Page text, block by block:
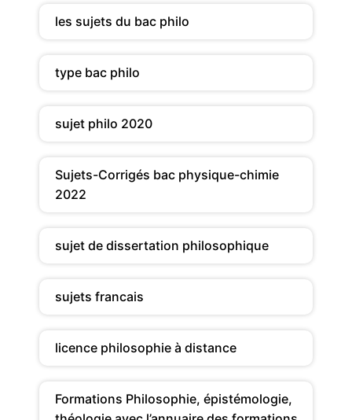
les sujets du bac philo
type bac philo
sujet philo 2020
Sujets-Corrigés bac physique-chimie
2022
sujet de dissertation philosophique
sujets francais
licence philosophie à distance
Formations Philosophie, épistémologie,